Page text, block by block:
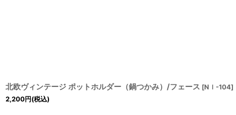
北欧ヴィンテージ ポットホルダー（鍋つかみ）/フェース [Nｌ-104]
2,200円(税込)